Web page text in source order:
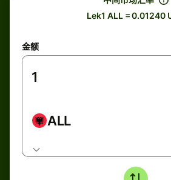
Lek1 ALL = 0.01240
金额
ALL